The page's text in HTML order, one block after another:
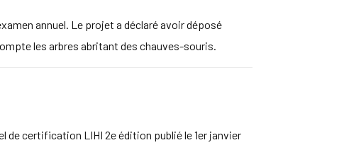
annuel. Le projet a déclaré avoir déposé
les arbres abritant des chauves-souris.
de certification LIHI 2e édition publié le 1er janvier